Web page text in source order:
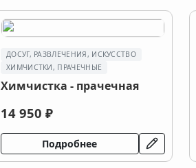
ДОСУГ, РАЗВЛЕЧЕНИЯ, ИСКУССТВО
ХИМЧИСТКИ, ПРАЧЕЧНЫЕ
Химчистка - прачечная
14 950 ₽
Подробнее